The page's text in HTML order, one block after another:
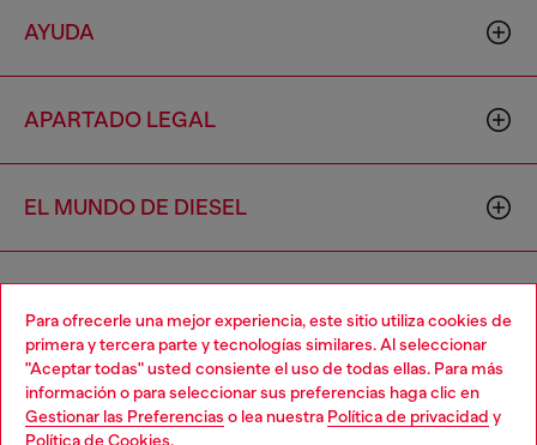
Para ofrecerle una mejor experiencia, este sitio utiliza cookies de
primera y tercera parte y tecnologías similares. Al seleccionar
"Aceptar todas" usted consiente el uso de todas ellas. Para más
información o para seleccionar sus preferencias haga clic en
Gestionar las Preferencias o lea nuestra Política de privacidad y
Política de Cookies.
AYUDA
APARTADO LEGAL
EL MUNDO DE DIESEL
Choose your location
You are currently browsing México website, but it seems you